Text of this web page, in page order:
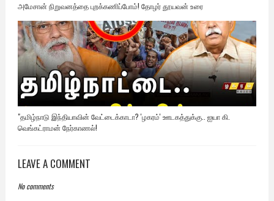
அமேசான் நிறுவனத்தை புறக்கணிப்போம்! தோழர் தூயவன் உரை
"தமிழ்நாடு இந்தியாவின் வேட்டைக்காடா? 'ழகரம்' ஊடகத்துக்கு.. ஐயா கி.
வெங்கட்ராமன் நேர்காணல்!
LEAVE A COMMENT
No comments